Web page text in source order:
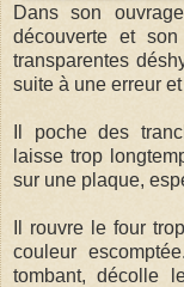
Dans son
découverte et
transparentes
suite à une erreur
Il poche des
laisse trop
sur une plaque,
Il rouvre le four
couleur
tombant, décolle